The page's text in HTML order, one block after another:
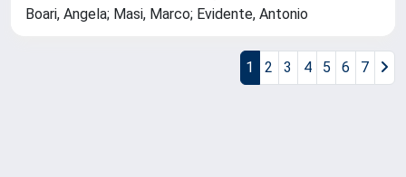
Boari, Angela; Masi, Marco; Evidente, Antonio
1 2 3 4 5 6 7